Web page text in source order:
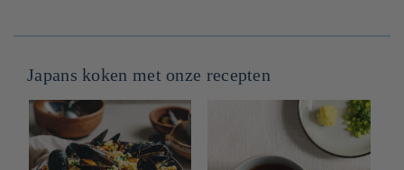
Japans koken met onze recepten